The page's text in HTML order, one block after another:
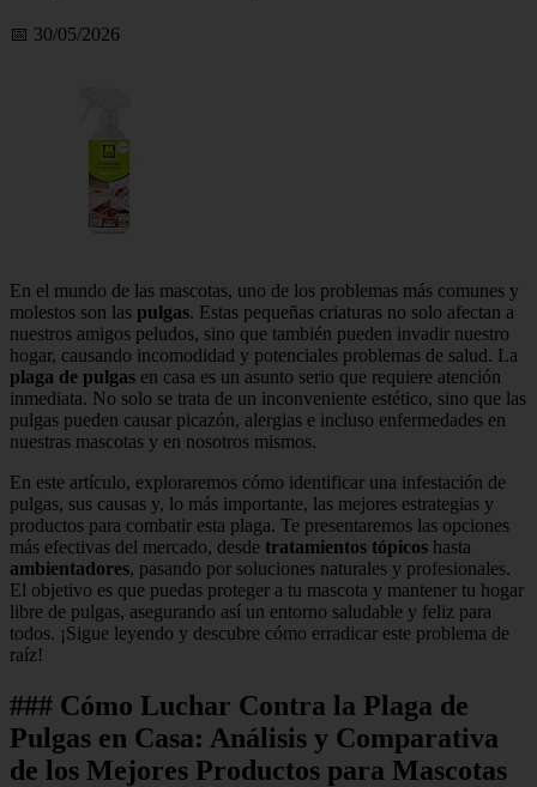
📅 30/05/2026
En el mundo de las mascotas, uno de los problemas más comunes y
molestos son las pulgas. Estas pequeñas criaturas no solo afectan a
nuestros amigos peludos, sino que también pueden invadir nuestro
hogar, causando incomodidad y potenciales problemas de salud. La
plaga de pulgas en casa es un asunto serio que requiere atención
inmediata. No solo se trata de un inconveniente estético, sino que las
pulgas pueden causar picazón, alergias e incluso enfermedades en
nuestras mascotas y en nosotros mismos.
En este artículo, exploraremos cómo identificar una infestación de
pulgas, sus causas y, lo más importante, las mejores estrategias y
productos para combatir esta plaga. Te presentaremos las opciones
más efectivas del mercado, desde tratamientos tópicos hasta
ambientadores, pasando por soluciones naturales y profesionales.
El objetivo es que puedas proteger a tu mascota y mantener tu hogar
libre de pulgas, asegurando así un entorno saludable y feliz para
todos. ¡Sigue leyendo y descubre cómo erradicar este problema de
raíz!
### Cómo Luchar Contra la Plaga de
Pulgas en Casa: Análisis y Comparativa
de los Mejores Productos para Mascotas